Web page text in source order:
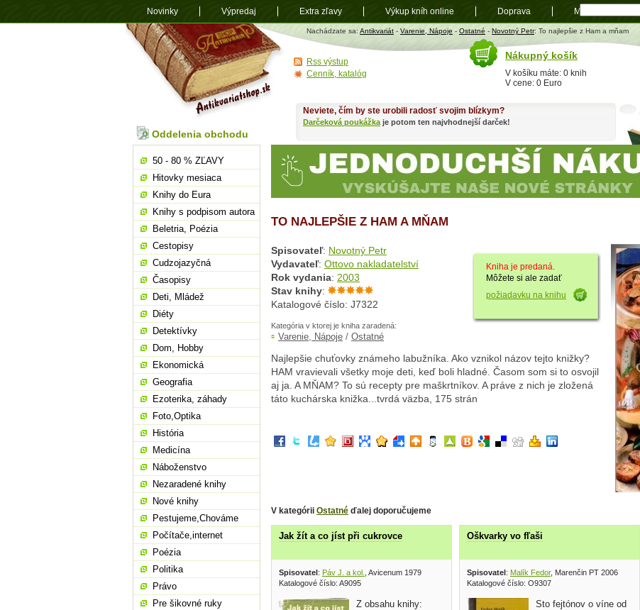
Antikvariát
shop.sk
Nachádzate sa: Antikvariát - Varenie, Nápoje - Ostatné - Novotný Petr: To najlepšie z Ham a mňam
TO NAJLEPŠIE Z HAM A MŇAM
Kniha je predaná.
Môžete si ale zadať
požiadavku na knihu
Spisovateľ: Novotný Petr
Vydavateľ: Ottovo nakladatelství
Rok vydania: 2003
Stav knihy:
Katalogové číslo: J7322
Kategória v ktorej je kniha zaradená:
Varenie, Nápoje / Ostatné
Najlepšie chuťovky známeho labužníka. Ako vznikol názov tejto knižky?
HAM vravievali všetky moje deti, keď boli hladné. Časom som si to osvojil
aj ja. A MŇAM? To sú recepty pre maškrtníkov. A práve z nich je zložená
táto kuchárska knižka...tvrdá väzba, 175 strán
V kategórii Ostatné ďalej doporučujeme
Jak žít a co jíst při cukrovce
Spisovatel: Páv J. a kol.
, Avicenum 1979
Katalogové číslo: A9095
Z obsahu knihy:
Oškvarky vo fľaši
Spisovatel: Malík Fedor, Marenčin PT 2006
Katalogové číslo: O9307
Sto fejtónov o víne od
Neviete, čím by ste urobili radosť svojim blízkym?
Darčeková poukážka je potom ten najvhodnejší darček!
Oddelenia obchodu
50 - 80 % ZĽAVY
Hitovky mesiaca
Knihy do Eura
Knihy s podpisom autora
Beletria, Poézia
Cestopisy
Cudzojazyčná
Časopisy
Deti, Mládež
Diéty
Detektívky
Dom, Hobby
Ekonomická
Geografia
Ezoterika, záhady
Foto,Optika
História
Medicína
Náboženstvo
Nezaradené knihy
Nové knihy
Pestujeme,Chováme
Počítače,internet
Poézia
Politika
Právo
Pre šikovné ruky
Nákupný košík
V košíku máte: 0 knih
V cene: 0 Euro
Rss výstup
Cenník, katalóg
Novinky Výpredaj Extra zľavy Výkup kníh online Doprava Mapa